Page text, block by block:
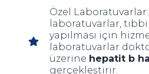
Özel Laboratuvarlar:
laboratuvarlar,
yapılması için
laboratuvarlar
üzerine hepatit b
gerçekleştirir.